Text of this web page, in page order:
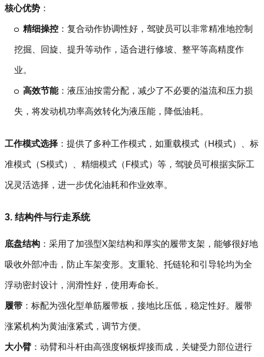
核心优势 ：
精细操控 ：复合动作协调性好，驾驶员可以非常精准地控制
挖掘、回旋、提升等动作，适合进行修坡、整平等高精度作
业。
高效节能：液压油按需分配，减少了不必要的溢流和压力损
失，将发动机功率高效转化为液压能，降低油耗。
工作模式选择 ：提供了多种工作模式，如重载模式（H模式）、标
准模式（S模式）、精细模式（F模式）等，驾驶员可根据实际工
况灵活选择，进一步优化油耗和作业效率。
3. 结构件与行走系统
底盘结构 ：采用了加强型X架结构和厚实的履带支架，能够很好地
吸收外部冲击，防止车架变形。支重轮、托链轮和引导轮均为全
浮动密封设计，润滑性好，使用寿命长。
履带 ：标配为强化型单筋履带板，接地比压低，稳定性好。履带
涨紧机构为黄油涨紧式，调节方便。
大小臂 ：动臂和斗杆由高强度钢板焊接而成，关键受力部位进行